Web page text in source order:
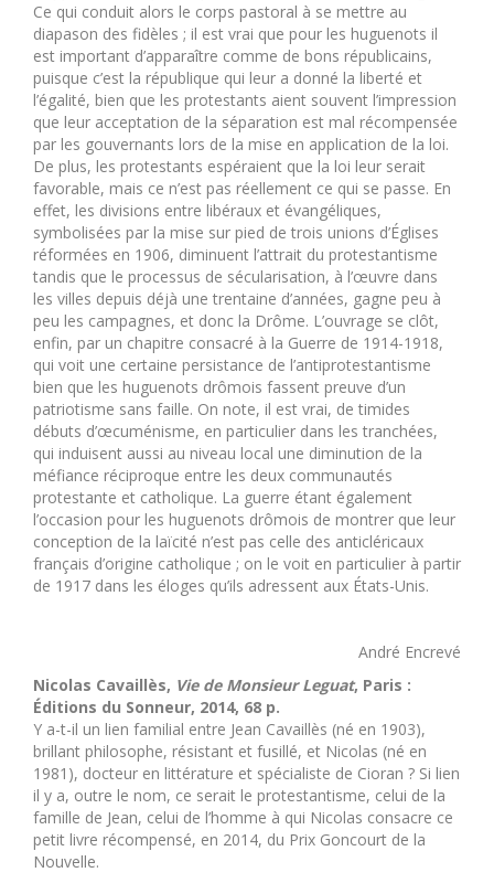
Ce qui conduit alors le corps pastoral à se mettre au
diapason des fidèles ; il est vrai que pour les huguenots il
est important d’apparaître comme de bons républicains,
puisque c’est la république qui leur a donné la liberté et
l’égalité, bien que les protestants aient souvent l’impression
que leur acceptation de la séparation est mal récompensée
par les gouvernants lors de la mise en application de la loi.
De plus, les protestants espéraient que la loi leur serait
favorable, mais ce n’est pas réellement ce qui se passe. En
effet, les divisions entre libéraux et évangéliques,
symbolisées par la mise sur pied de trois unions d’Églises
réformées en 1906, diminuent l’attrait du protestantisme
tandis que le processus de sécularisation, à l’œuvre dans
les villes depuis déjà une trentaine d’années, gagne peu à
peu les campagnes, et donc la Drôme. L’ouvrage se clôt,
enfin, par un chapitre consacré à la Guerre de 1914-1918,
qui voit une certaine persistance de l’antiprotestantisme
bien que les huguenots drômois fassent preuve d’un
patriotisme sans faille. On note, il est vrai, de timides
débuts d’œcuménisme, en particulier dans les tranchées,
qui induisent aussi au niveau local une diminution de la
méfiance réciproque entre les deux communautés
protestante et catholique. La guerre étant également
l’occasion pour les huguenots drômois de montrer que leur
conception de la laïcité n’est pas celle des anticléricaux
français d’origine catholique ; on le voit en particulier à partir
de 1917 dans les éloges qu’ils adressent aux États-Unis.
André Encrevé
Nicolas Cavaillès, Vie de Monsieur Leguat, Paris :
Éditions du Sonneur, 2014, 68 p.
Y a-t-il un lien familial entre Jean Cavaillès (né en 1903),
brillant philosophe, résistant et fusillé, et Nicolas (né en
1981), docteur en littérature et spécialiste de Cioran ? Si lien
il y a, outre le nom, ce serait le protestantisme, celui de la
famille de Jean, celui de l’homme à qui Nicolas consacre ce
petit livre récompensé, en 2014, du Prix Goncourt de la
Nouvelle.